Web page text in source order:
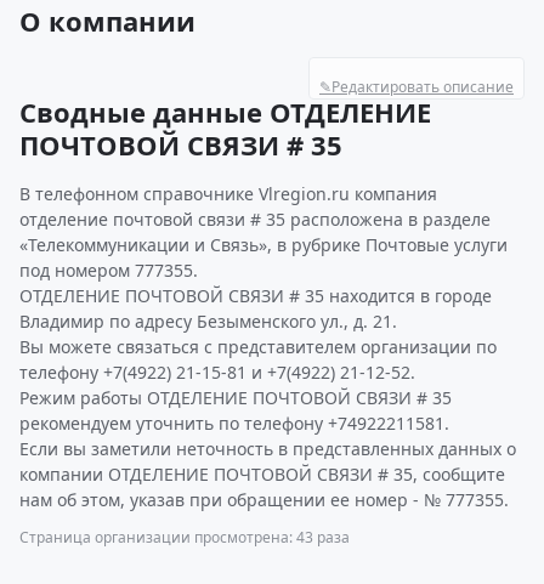
О компании
✎Редактировать описание
Сводные данные ОТДЕЛЕНИЕ
ПОЧТОВОЙ СВЯЗИ # 35
В телефонном справочнике Vlregion.ru компания
отделение почтовой связи # 35 расположена в разделе
«Телекоммуникации и Связь», в рубрике Почтовые услуги
под номером 777355.
ОТДЕЛЕНИЕ ПОЧТОВОЙ СВЯЗИ # 35 находится в городе
Владимир по адресу Безыменского ул., д. 21.
Вы можете связаться с представителем организации по
телефону +7(4922) 21-15-81 и +7(4922) 21-12-52.
Режим работы ОТДЕЛЕНИЕ ПОЧТОВОЙ СВЯЗИ # 35
рекомендуем уточнить по телефону +74922211581.
Если вы заметили неточность в представленных данных о
компании ОТДЕЛЕНИЕ ПОЧТОВОЙ СВЯЗИ # 35, сообщите
нам об этом, указав при обращении ее номер - № 777355.
Страница организации просмотрена: 43 раза